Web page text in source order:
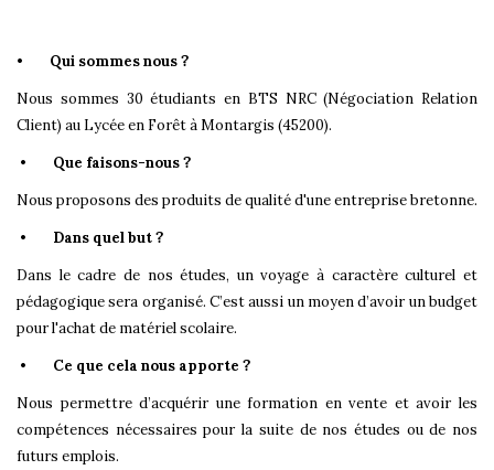
•
Qui sommes nous ?
Nous sommes 30 étudiants en BTS NRC (Négociation Relation
Client) au Lycée en Forêt à Montargis (45200).
•
Que faisons-nous ?
Nous proposons des produits de qualité d'une entreprise bretonne.
•
Dans quel but ?
Dans le cadre de nos études, un voyage à caractère culturel et
pédagogique sera organisé. C’est aussi un moyen d’avoir un budget
pour l'achat de matériel scolaire.
•
Ce que cela nous apporte ?
Nous permettre d’acquérir une formation en vente et avoir les
compétences nécessaires pour la suite de nos études ou de nos
futurs emplois.